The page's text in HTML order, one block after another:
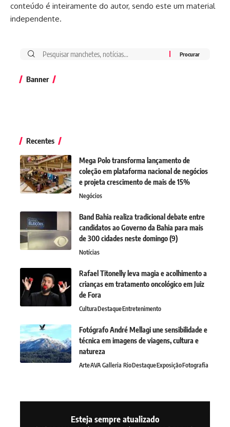
conteúdo é inteiramente do autor, sendo este um material
independente.
Banner
Recentes
Mega Polo transforma lançamento de
coleção em plataforma nacional de negócios
e projeta crescimento de mais de 15%
Negócios
Band Bahia realiza tradicional debate entre
candidatos ao Governo da Bahia para mais
de 300 cidades neste domingo (9)
Notícias
Rafael Titonelly leva magia e acolhimento a
crianças em tratamento oncológico em Juiz
de Fora
CulturaDestaqueEntretenimento
Fotógrafo André Mellagi une sensibilidade e
técnica em imagens de viagens, cultura e
natureza
ArteAVA Galleria RioDestaqueExposiçãoFotografia
Esteja sempre atualizado